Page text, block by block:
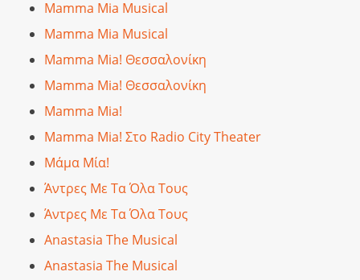
Mamma Mia Musical
Mamma Mia Musical
Mamma Mia! Θεσσαλονίκη
Mamma Mia! Θεσσαλονίκη
Mamma Mia!
Mamma Mia! Στο Radio City Theater
Μάμα Μία!
Άντρες Με Τα Όλα Τους
Άντρες Με Τα Όλα Τους
Anastasia The Musical
Anastasia The Musical